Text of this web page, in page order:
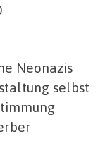
Neonazis
selbst